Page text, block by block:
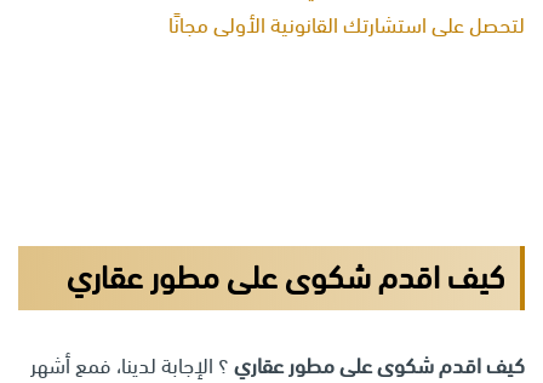
لتحصل على استشارتك القانونية الأولى مجانًا
كيف اقدم شكوى على مطور عقاري
كيف اقدم شكوى على مطور عقاري؟ الإجابة لدينا، فمع أشهر